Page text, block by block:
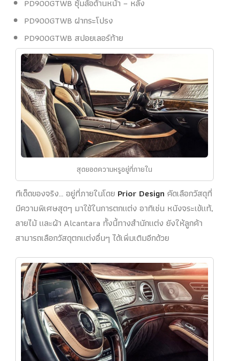
PD900GTWB ซุ้มล้อด้านหน้า – หลัง
PD900GTWB ฝากระโปรง
PD900GTWB สปอยเลอร์ท้าย
สุดยอดความหรูอยู่ที่ภายใน
ทีเด็ดของจริง… อยู่ที่ภายในโดย Prior Design คัดเลือกวัสดุที่
มีความพิเศษสุดๆ มาใช้ในการตกแต่ง อาทิเช่น หนังจระเข้แท้,
ลายไม้ และผ้า Alcantara ทั้งนี้ทางสำนักแต่ง ยังให้ลูกค้า
สามารถเลือกวัสดุตกแต่งอื่นๆ ได้เพิ่มเติมอีกด้วย